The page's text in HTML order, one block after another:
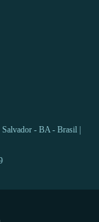
- BA - Brasil |